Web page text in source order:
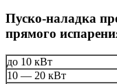
Пуско-наладка
прямого
до 10 кВт
10 — 20 кВт